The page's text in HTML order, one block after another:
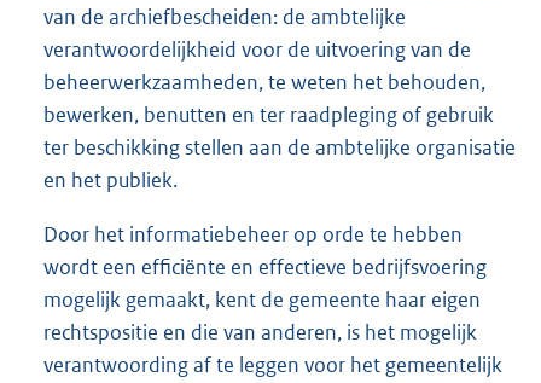
van de archiefbescheiden: de ambtelijke
verantwoordelijkheid voor de uitvoering van de
beheerwerkzaamheden, te weten het behouden,
bewerken, benutten en ter raadpleging of gebruik
ter beschikking stellen aan de ambtelijke organisatie
en het publiek.
Door het informatiebeheer op orde te hebben
wordt een efficiënte en effectieve bedrijfsvoering
mogelijk gemaakt, kent de gemeente haar eigen
rechtspositie en die van anderen, is het mogelijk
verantwoording af te leggen voor het gemeentelijk